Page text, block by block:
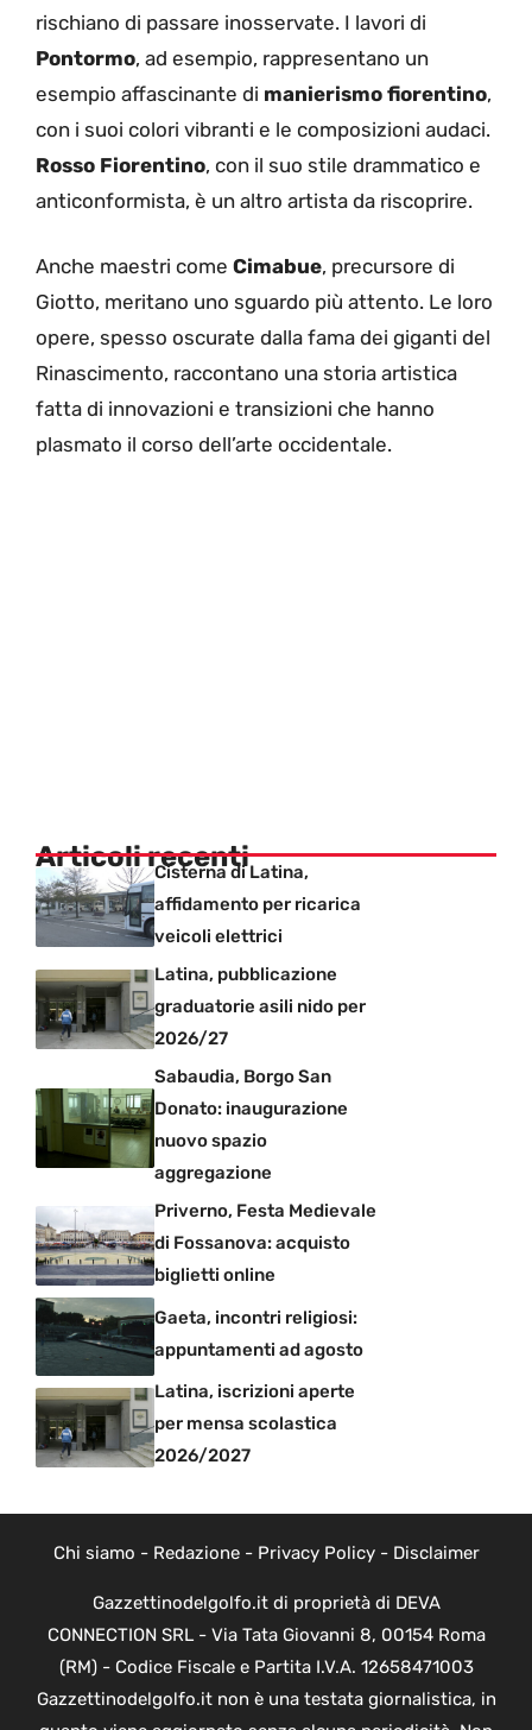
rischiano di passare inosservate. I lavori di
Pontormo, ad esempio, rappresentano un
esempio affascinante di manierismo fiorentino,
con i suoi colori vibranti e le composizioni audaci.
Rosso Fiorentino, con il suo stile drammatico e
anticonformista, è un altro artista da riscoprire.
Anche maestri come Cimabue, precursore di
Giotto, meritano uno sguardo più attento. Le loro
opere, spesso oscurate dalla fama dei giganti del
Rinascimento, raccontano una storia artistica
fatta di innovazioni e transizioni che hanno
plasmato il corso dell’arte occidentale.
Articoli recenti
Cisterna di Latina,
affidamento per ricarica
veicoli elettrici
Latina, pubblicazione
graduatorie asili nido per
2026/27
Sabaudia, Borgo San
Donato: inaugurazione
nuovo spazio
aggregazione
Priverno, Festa Medievale
di Fossanova: acquisto
biglietti online
Gaeta, incontri religiosi:
appuntamenti ad agosto
Latina, iscrizioni aperte
per mensa scolastica
2026/2027
Chi siamo - Redazione- Privacy Policy- Disclaimer
Gazzettinodelgolfo.it di proprietà di DEVA
CONNECTION SRL - Via Tata Giovanni 8, 00154 Roma
(RM) - Codice Fiscale e Partita I.V.A. 12658471003
Gazzettinodelgolfo.it non è una testata giornalistica, in